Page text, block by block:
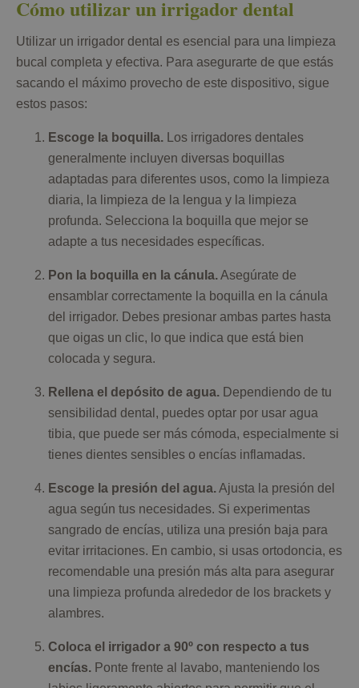
Cómo utilizar un irrigador dental
Utilizar un irrigador dental es esencial para una limpieza
bucal completa y efectiva. Para asegurarte de que estás
sacando el máximo provecho de este dispositivo, sigue
estos pasos:
Escoge la boquilla. Los irrigadores dentales
generalmente incluyen diversas boquillas
adaptadas para diferentes usos, como la limpieza
diaria, la limpieza de la lengua y la limpieza
profunda. Selecciona la boquilla que mejor se
adapte a tus necesidades específicas.
Pon la boquilla en la cánula.Asegúrate de
ensamblar correctamente la boquilla en la cánula
del irrigador. Debes presionar ambas partes hasta
que oigas un clic, lo que indica que está bien
colocada y segura.
Rellena el depósito de agua. Dependiendo de tu
sensibilidad dental, puedes optar por usar agua
tibia, que puede ser más cómoda, especialmente si
tienes dientes sensibles o encías inflamadas.
Escoge la presión del agua.Ajusta la presión del
agua según tus necesidades. Si experimentas
sangrado de encías, utiliza una presión baja para
evitar irritaciones. En cambio, si usas ortodoncia, es
recomendable una presión más alta para asegurar
una limpieza profunda alrededor de los brackets y
alambres.
Coloca el irrigador a 90º con respecto a tus
encías. Ponte frente al lavabo, manteniendo los